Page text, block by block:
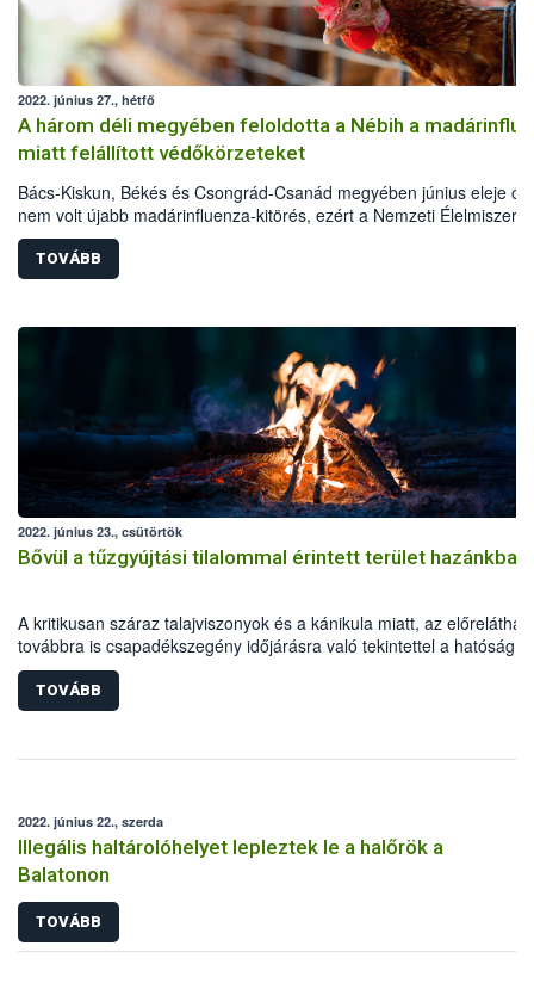
2022. június 27., hétfő
A három déli megyében feloldotta a Nébih a
miatt felállított védőkörzeteket
Bács-Kiskun, Békés és Csongrád-Csanád megyében június eleje óta
nem volt újabb madárinfluenza-kitörés, ezért a Nemzeti
biztonsági Hivatal (Nébih) feloldotta az összes védőkörzetet. Bár a
járványügyi helyzet jelenleg kedvező, ez azonban nem jelenti azt,
járványvédelmi fegyelmen lazítani lehet.
TOVÁBB
2022. június 23., csütörtök
Bővül a tűzgyújtási tilalommal érintett terület hazánkban
A kritikusan száraz talajviszonyok és a kánikula miatt, az
továbbra is csapadékszegény időjárásra való tekintettel a hatóság
június 24-től kiterjeszti a tűzgyújtási tilalmat Hajdú-Bihar és
Szatmár-Bereg megyékre is. A korlátozás Bács-Kiskun, Békés,
Csongrád-Csanád és Jász-Nagykun-Szolnok megyében is tovább
TOVÁBB
2022. június 22., szerda
Illegális haltárolóhelyet lepleztek le a halőrök a
Balatonon
TOVÁBB